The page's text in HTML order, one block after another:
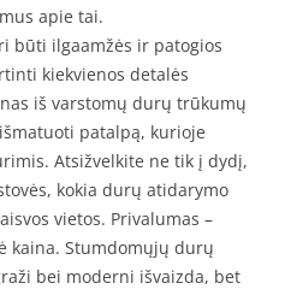
apie tai.
būti ilgaamžės ir patogios
kiekvienos detalės
iš varstomų durų trūkumų
patalpą, kurioje
Atsižvelkite ne tik į dydį,
kokia durų atidarymo
vietos. Privalumas –
kaina. Stumdomųjų durų
bei moderni išvaizda, bet